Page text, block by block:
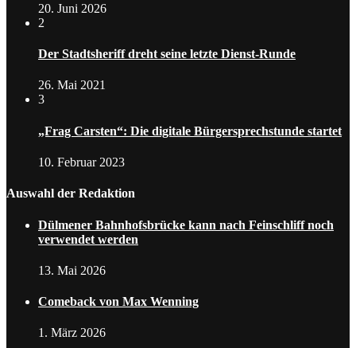
20. Juni 2026
2
Der Stadtsheriff dreht seine letzte Dienst-Runde
26. Mai 2021
3
„Frag Carsten“: Die digitale Bürgersprechstunde startet
10. Februar 2023
Auswahl der Redaktion
Dülmener Bahnhofsbrücke kann nach Feinschliff noch
verwendet werden
13. Mai 2026
Comeback von Max Wenning
1. März 2026